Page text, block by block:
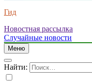
Гид
Новостная рассылка
Случайные новости
Меню
Найти: